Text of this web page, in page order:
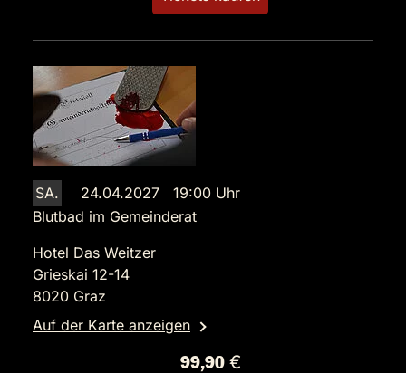
SA.
24.04.2027 19:00 Uhr
Blutbad im Gemeinderat
Hotel Das Weitzer
Grieskai 12-14
8020 Graz
Auf der Karte anzeigen
99,90 €